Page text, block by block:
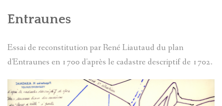
Entraunes
Essai de reconstitution par René Liautaud du plan
d'Entraunes en 1700 d'après le cadastre descriptif de 1702.